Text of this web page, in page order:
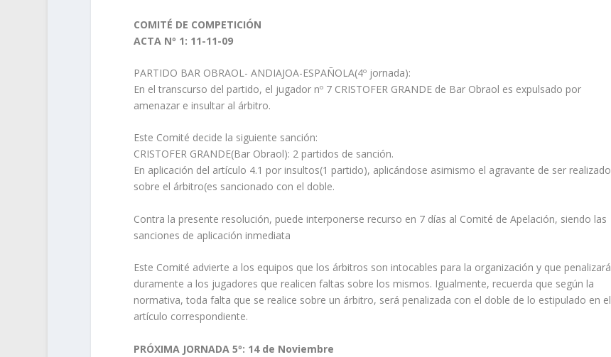
COMITÉ DE COMPETICIÓN
ACTA Nº 1: 11-11-09
PARTIDO BAR OBRAOL- ANDIAJOA-ESPAÑOLA(4º jornada):
En el transcurso del partido, el jugador nº 7 CRISTOFER GRANDE de Bar Obraol es expulsado por
amenazar e insultar al árbitro.
Este Comité decide la siguiente sanción:
CRISTOFER GRANDE(Bar Obraol): 2 partidos de sanción.
En aplicación del artículo 4.1 por insultos(1 partido), aplicándose asimismo el agravante de ser realizado
sobre el árbitro(es sancionado con el doble.
Contra la presente resolución, puede interponerse recurso en 7 días al Comité de Apelación, siendo las
sanciones de aplicación inmediata
Este Comité advierte a los equipos que los árbitros son intocables para la organización y que penalizará
duramente a los jugadores que realicen faltas sobre los mismos. Igualmente, recuerda que según la
normativa, toda falta que se realice sobre un árbitro, será penalizada con el doble de lo estipulado en el
artículo correspondiente.
PRÓXIMA JORNADA 5º: 14 de Noviembre